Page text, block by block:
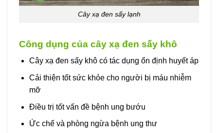
Cây xạ đen sấy lạnh
Công dụng của cây xạ đen sấy khô
Cây xạ đen sấy khô có tác dụng ổn định huyết áp
Cải thiện tốt sức khỏe cho người bị máu nhiễm
mỡ
Điều trị tốt vấn đề bệnh ung bướu
Ức chế và phòng ngừa bệnh ung thư